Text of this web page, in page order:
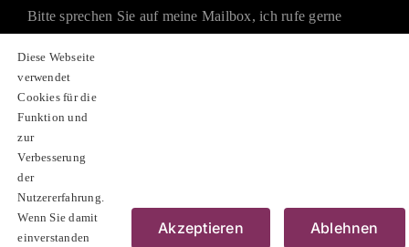
Bitte sprechen Sie auf meine Mailbox, ich rufe gerne
Mail: office@rauchberger.at
Soziale Netzwerke
Diese Webseite
verwendet
Cookies für die
Funktion und
zur
Verbesserung
der
Nutzererfahrung.
Wenn Sie damit
einverstanden
Akzeptieren Ablehnen